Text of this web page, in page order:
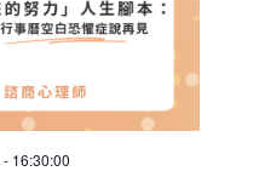
- 16:30:00